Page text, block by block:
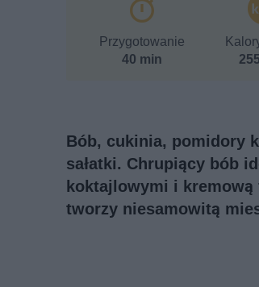
Przygotowanie
40 min
Bób, cukinia, pomidory
sałatki. Chrupiący bób
koktajlowymi i kremową
tworzy niesamowitą